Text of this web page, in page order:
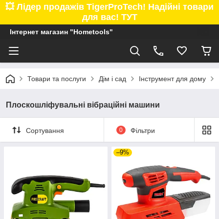
💥 Лідер продажів TigerProTech! Надійні товари
для вас! ТУТ
Інтернет магазин "Hometools"
Товари та послуги Дім і сад Інструмент для дому
Плоскошліфувальні вібраційні машини
Сортування 0 Фільтри
–9%